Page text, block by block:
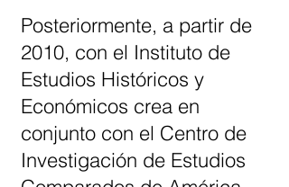
Posteriormente, a partir de
2010, con el Instituto de
Estudios Históricos y
Económicos crea en
conjunto con el Centro de
Investigación de Estudios